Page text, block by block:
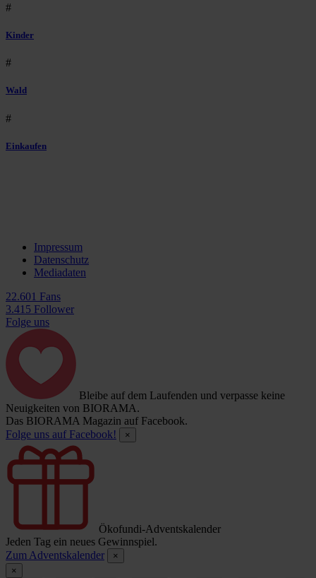
#
Kinder
#
Wald
#
Einkaufen
Impressum
Datenschutz
Mediadaten
22.601 Fans
3.415 Follower
Folge uns
Bleibe auf dem Laufenden und verpasse keine
Neuigkeiten von BIORAMA.
Das BIORAMA Magazin auf Facebook.
Folge uns auf Facebook!
×
Ökofundi-Adventskalender
Jeden Tag ein neues Gewinnspiel.
Zum Adventskalender
×
×